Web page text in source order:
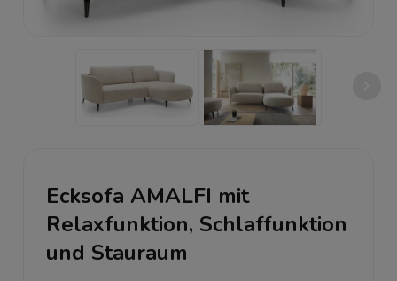
Ecksofa AMALFI mit
Relaxfunktion, Schlaffunktion
und Stauraum